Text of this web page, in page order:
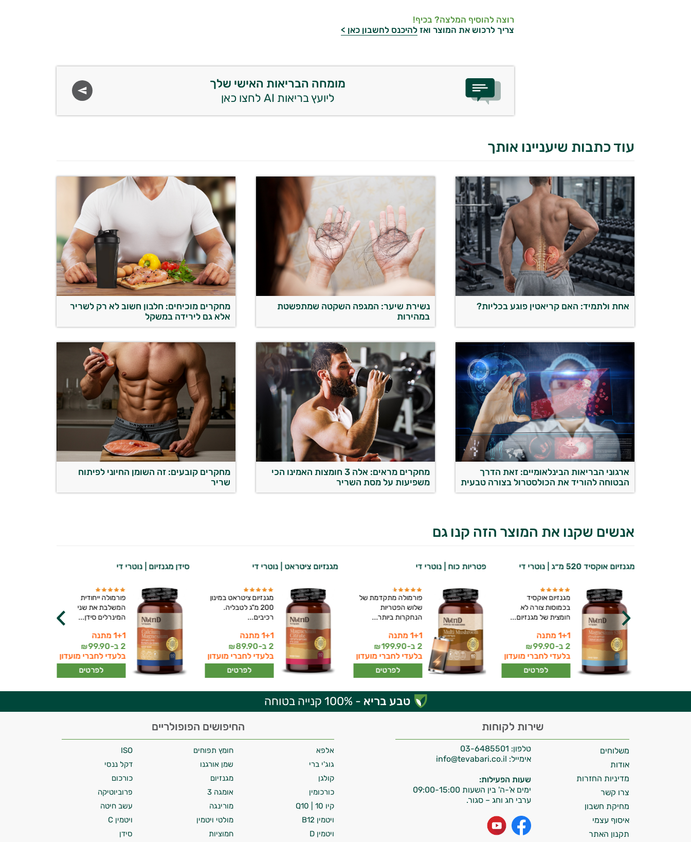
רוצה להוסיף המלצה? בכיף!
צריך לרכוש את המוצר ואז להיכנס לחשבון כאן >
מומחה הבריאות האישי שלך
ליועץ בריאות AI לחצו כאן
עוד כתבות שיעניינו אותך
אחת ולתמיד: האם קריאטין פוגע בכליות?
נשירת שיער: המגפה השקטה שמתפשטת
במהירות
מחקרים מוכיחים: חלבון חשוב לא רק לשריר
אלא גם לירידה במשקל
ארגוני הבריאות הבינלאומיים: זאת הדרך
הבטוחה להוריד את הכולסטרול בצורה טבעית
מחקרים מראים: אלה 3 חומצות האמינו הכי
משפיעות על מסת השריר
מחקרים קובעים: זה השומן החיוני לפיתוח
שריר
אנשים שקנו את המוצר הזה קנו גם
מגנזיום אוקסיד 520 מ״ג | נוטרי די
מגנזיום אוקסיד
בכמוסות צורה לא
חומצית של מגנזיום...
1+1 מתנה
2 ב-
99.90
₪
בלעדי לחברי מועדון
לפרטים
פטריות כוח | נוטרי די
פורמולה מתקדמת של
שלוש הפטריות
הנחקרות ביותר...
1+1 מתנה
2 ב-
199.90
₪
בלעדי לחברי מועדון
לפרטים
מגנזיום ציטראט | נוטרי די
מגנזיום ציטראט במינון
200 מ"ג לטבליה.
רכיבים...
1+1 מתנה
2 ב-
89.90
₪
בלעדי לחברי מועדון
לפרטים
סידן מגנזיום | נוטרי די
פורמולה ייחודית
המשלבת את שני
המינרלים סידן...
1+1 מתנה
2 ב-
99.90
₪
בלעדי לחברי מועדון
לפרטים
טבע בריא - 100% קנייה בטוחה
שירות לקוחות
טלפון: 03-6485501
אימייל:
שעות הפעילות:
ימים א'-ה' בין השעות 09:00-15:00
ערבי חג וחג – סגור.
משלוחים
אודות
מדיניות החזרות
צרו קשר
מחיקת חשבון
איסוף עצמי
תקנון האתר
החיפושים הפופולריים
אלפא חומץ תפוחים
ISO
גוג'י ברי
שמן אורגנו
דקל ננסי
קולגן
מגנזיום
כורכום
כורכומין
אומגה 3
פרוביוטיקה
קיו 10 | Q10
מורינגה
עשב חיטה
ויטמין B12
מולטי ויטמין
ויטמין C
ויטמין D
חמוציות סידן
יועץ בריאות אישי AI
התשובות שלי מבוססות על מאגרי מידע קליניים
וספרות מקצועית בתחומי הרפואה הטבעית
ותזונת הספורט.
אני כאן כדי לעזור לך להתאים את תוספי
התזונה ומוצרי הבריאות המדויקים למטרות
ולמצב הגופני שלך, ולהסביר לך אילו רכיבים
עובדים יחד כדי למקסם תוצאות גם בחיי היום